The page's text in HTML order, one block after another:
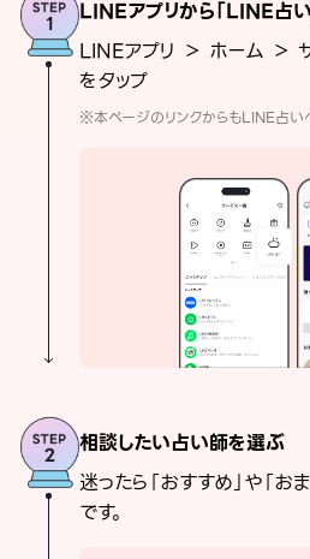
LINEアプリから「LINE占い
LINEアプリ ＞ ホーム ＞
をタップ
※本ページのリンクからもLINE占い
相談したい占い師を選ぶ
迷ったら「おすすめ」や「お
です。